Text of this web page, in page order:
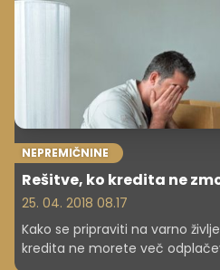
NEPREMIČNINE
Rešitve, ko kredita ne
25. 04. 2018 08.17
Kako se pripraviti na varno
kredita ne morete več